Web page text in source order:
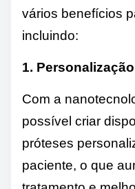
vários benefícios
incluindo:
1. Personalização
Com a
possível criar
próteses
paciente, o que